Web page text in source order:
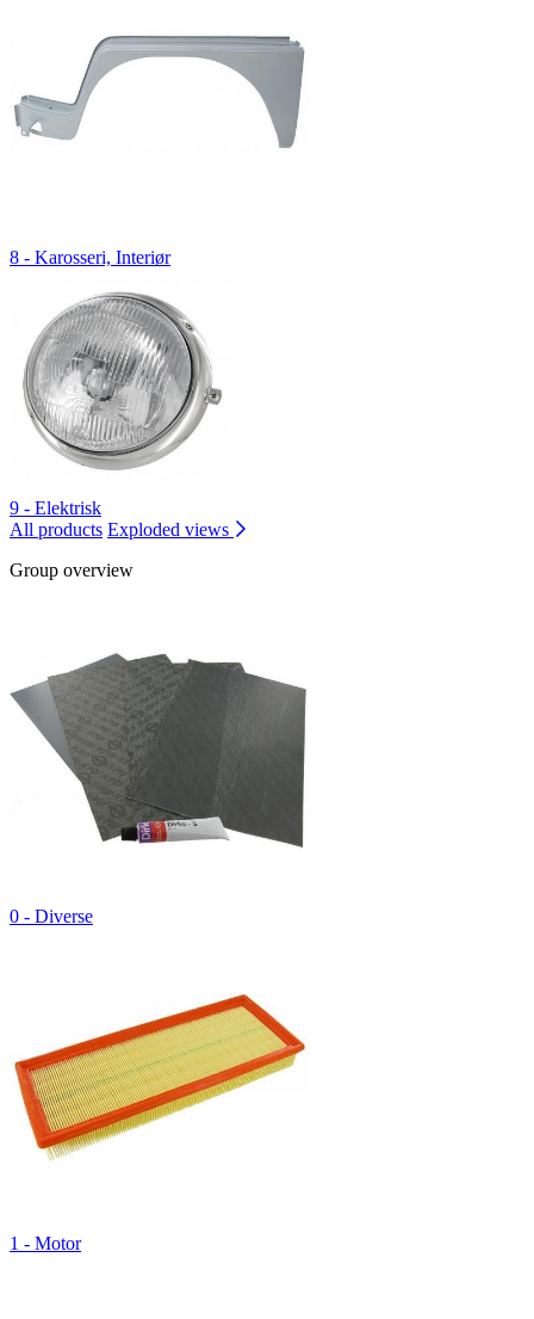
8 - Karosseri, Interiør
9 - Elektrisk
All products Exploded views
Group overview
0 - Diverse
1 - Motor